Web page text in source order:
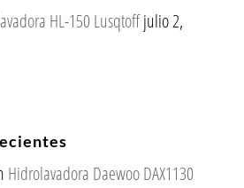
HL-150 Lusqtoffjulio 2,
Hidrolavadora Daewoo DAX1130